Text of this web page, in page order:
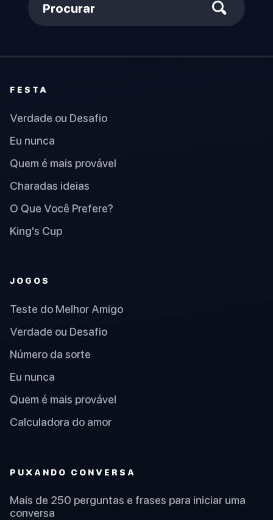
Procurar
FESTA
Verdade ou Desafio
Eu nunca
Quem é mais provável
Charadas ideias
O Que Você Prefere?
King's Cup
JOGOS
Teste do Melhor Amigo
Verdade ou Desafio
Número da sorte
Eu nunca
Quem é mais provável
Calculadora do amor
PUXANDO CONVERSA
Mais de 250 perguntas e frases para iniciar uma
conversa